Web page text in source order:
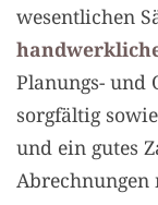
wesentlichen
Planungs- und
sorgfältig
und ein gutes